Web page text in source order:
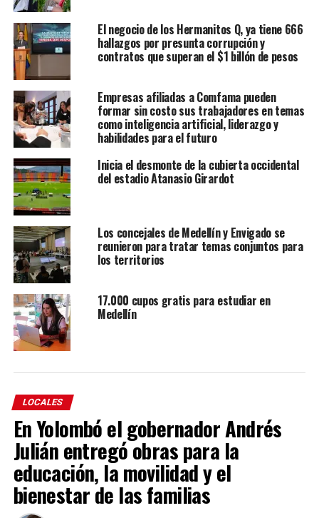
El negocio de los Hermanitos Q, ya tiene 666
hallazgos por presunta corrupción y
contratos que superan el $1 billón de pesos
Empresas afiliadas a Comfama pueden
formar sin costo sus trabajadores en temas
como inteligencia artificial, liderazgo y
habilidades para el futuro
Inicia el desmonte de la cubierta occidental
del estadio Atanasio Girardot
Los concejales de Medellín y Envigado se
reunieron para tratar temas conjuntos para
los territorios
17.000 cupos gratis para estudiar en
Medellín
LOCALES
En Yolombó el gobernador Andrés
Julián entregó obras para la
educación, la movilidad y el
bienestar de las familias